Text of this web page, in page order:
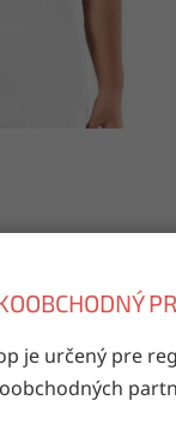
je určený pre